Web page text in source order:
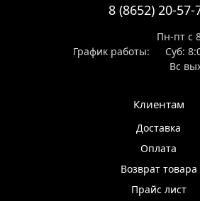
8 (8652) 20-57-
График работы:
Пн-пт с
Суб:
Вс
Клиентам
Доставка
Оплата
Возврат товара
Прайс лист